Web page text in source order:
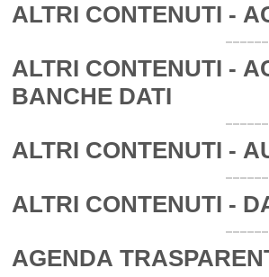
ALTRI CONTENUTI -
ALTRI CONTENUTI -
BANCHE DATI
ALTRI CONTENUTI -
ALTRI CONTENUTI -
AGENDA